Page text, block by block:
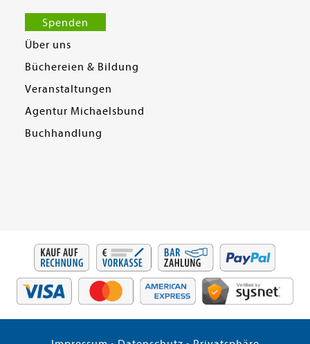
Spenden
Über uns
Büchereien & Bildung
Veranstaltungen
Agentur Michaelsbund
Buchhandlung